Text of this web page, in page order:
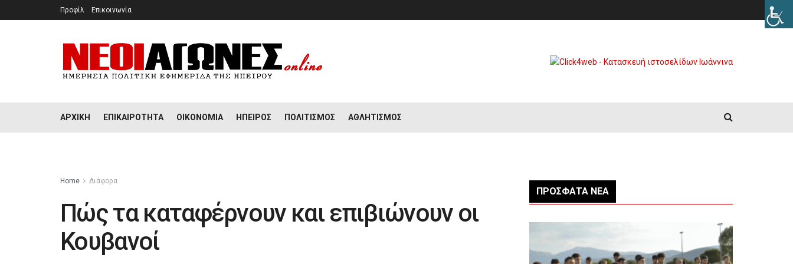
Προφίλ Επικοινωνία
ΑΡΧΙΚΉ ΕΠΙΚΑΙΡΌΤΗΤΑ ΟΙΚΟΝΟΜΊΑ ΉΠΕΙΡΟΣ ΠΟΛΙΤΙΣΜΌΣ ΑΘΛΗΤΙΣΜΌΣ
Home Διάφορα
Πώς τα καταφέρνουν και επιβιώνουν οι
Κουβανοί
ΠΡΌΣΦΑΤΑ ΝΈΑ